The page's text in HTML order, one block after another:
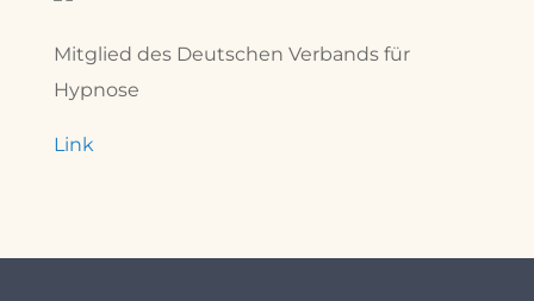
Mitglied des Deutschen Verbands für
Hypnose
Link